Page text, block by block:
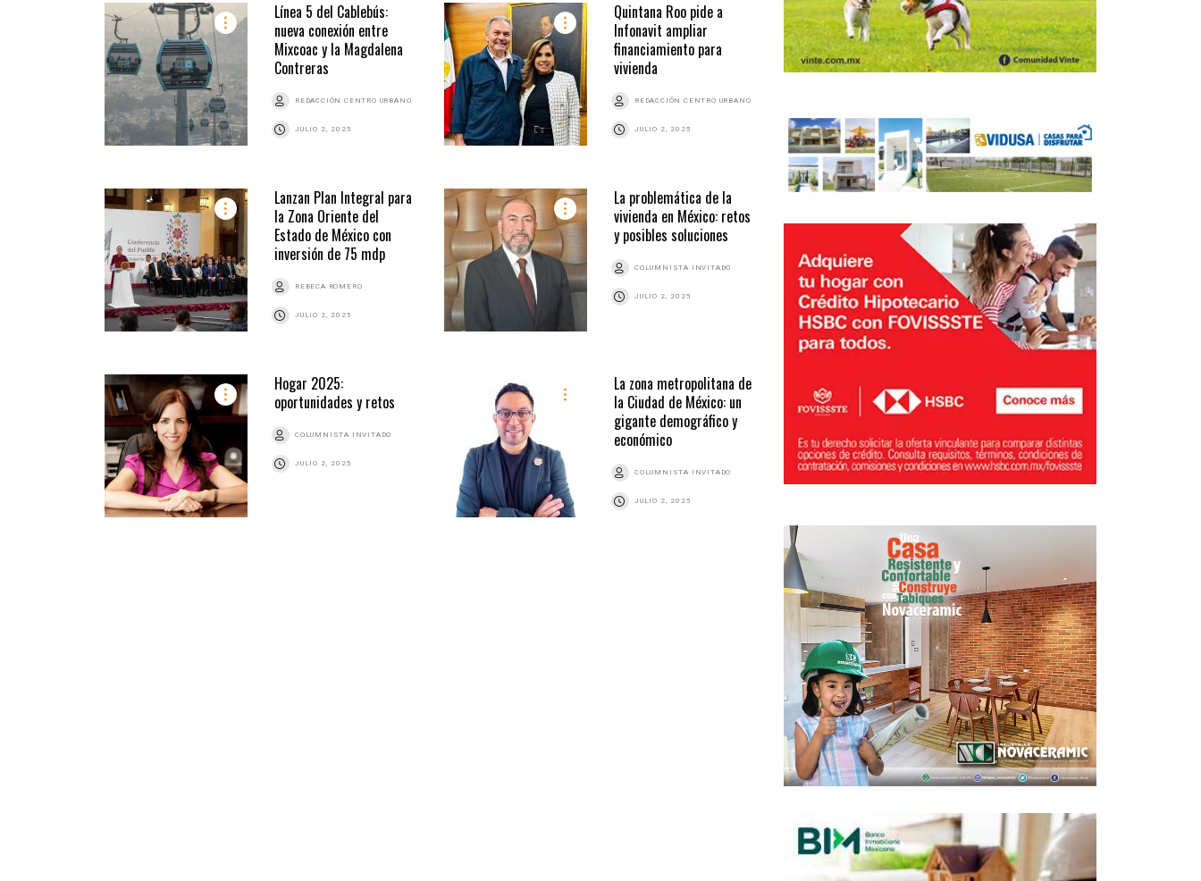
Línea 5 del Cablebús:
nueva conexión entre
Mixcoac y la Magdalena
Contreras
REDACCIÓN CENTRO URBANO
JULIO 2, 2025
Quintana Roo pide a
Infonavit ampliar
financiamiento para
vivienda
REDACCIÓN CENTRO URBANO
JULIO 2, 2025
Lanzan Plan Integral para
la Zona Oriente del
Estado de México con
inversión de 75 mdp
REBECA ROMERO
JULIO 2, 2025
La problemática de la
vivienda en México: retos
y posibles soluciones
COLUMNISTA INVITADO
JULIO 2, 2025
Hogar 2025:
oportunidades y retos
COLUMNISTA INVITADO
JULIO 2, 2025
La zona metropolitana de
la Ciudad de México: un
gigante demográfico y
económico
COLUMNISTA INVITADO
JULIO 2, 2025